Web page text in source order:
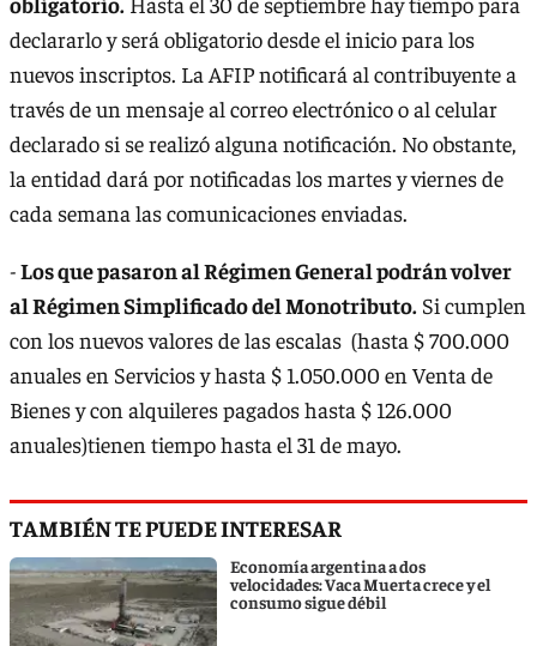
declararlo y será obligatorio desde el inicio para los
nuevos inscriptos. La AFIP notificará al contribuyente a
través de un mensaje al correo electrónico o al celular
declarado si se realizó alguna notificación. No obstante,
la entidad dará por notificadas los martes y viernes de
cada semana las comunicaciones enviadas.
-Los que pasaron al Régimen General podrán volver
al Régimen Simplificado del Monotributo. Si cumplen
con los nuevos valores de las escalas (hasta $ 700.000
anuales en Servicios y hasta $ 1.050.000 en Venta de
Bienes y con alquileres pagados hasta $ 126.000
anuales)tienen tiempo hasta el 31 de mayo.
TAMBIÉN TE PUEDE INTERESAR
Economía argentina a dos
velocidades: Vaca Muerta crece y el
consumo sigue débil